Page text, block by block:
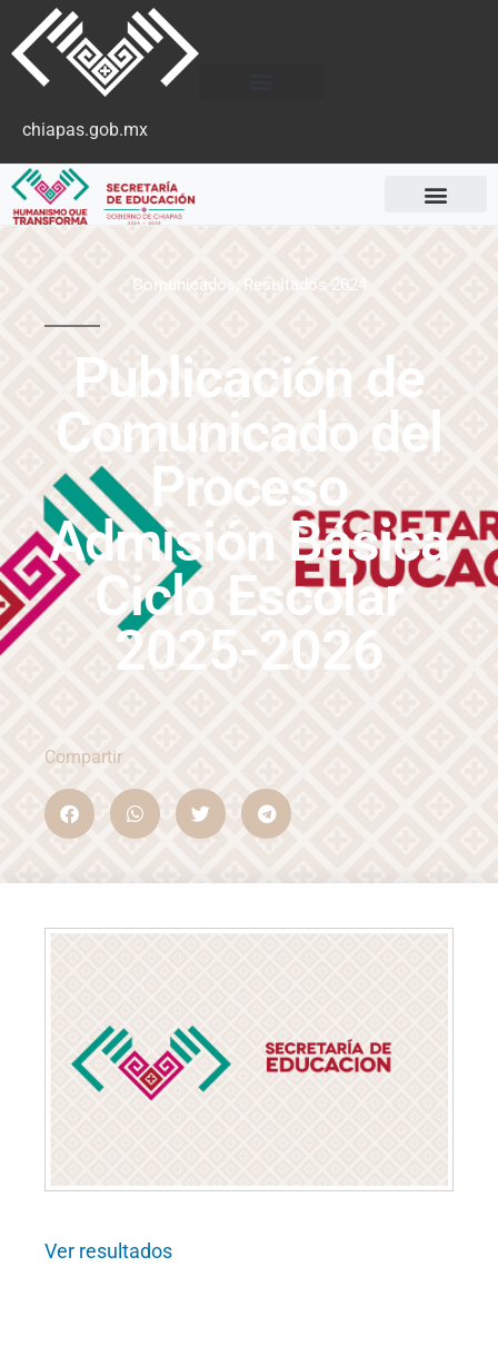
chiapas.gob.mx
Comunicados, Resultados 2024
Publicación de
Comunicado del
Proceso
Admisión Básica
Ciclo Escolar
2025-2026
Compartir
Ver resultados